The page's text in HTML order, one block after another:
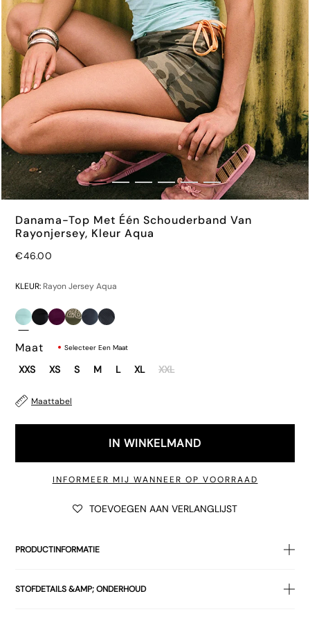
Danama-Top Met Één Schouderband Van
Rayonjersey, Kleur Aqua
€46.00
KLEUR: Rayon Jersey Aqua
Maat Selecteer Een Maat
XXS XS S M L XL XXL
Maattabel
IN WINKELMAND
INFORMEER MIJ WANNEER OP VOORRAAD
TOEVOEGEN AAN VERLANGLIJST
PRODUCTINFORMATIE
top met blote schouders, korte mouwen, een wat lossere
STOFDETAILS &AMP; ONDERHOUD
€56.00
€42.00